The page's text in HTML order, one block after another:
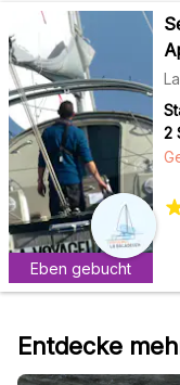
Eben gebucht
2
Entdecke